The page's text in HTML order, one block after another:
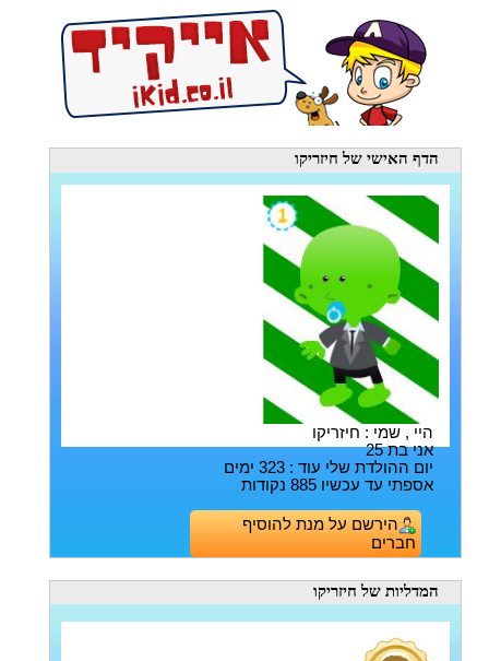
הדף האישי של חיזריקו
היי , שמי : חיזריקו
אני בת 25
יום ההולדת שלי עוד : 323 ימים
אספתי עד עכשיו 885 נקודות
הירשם על מנת להוסיף
חברים
המדליות של חיזריקו